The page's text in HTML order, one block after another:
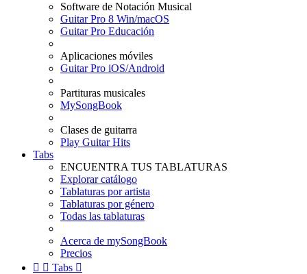
Software de Notación Musical
Guitar Pro 8 Win/macOS
Guitar Pro Educación
Aplicaciones móviles
Guitar Pro iOS/Android
Partituras musicales
MySongBook
Clases de guitarra
Play Guitar Hits
Tabs
ENCUENTRA TUS TABLATURAS
Explorar catálogo
Tablaturas por artista
Tablaturas por género
Todas las tablaturas
Acerca de mySongBook
Precios
  Tabs 